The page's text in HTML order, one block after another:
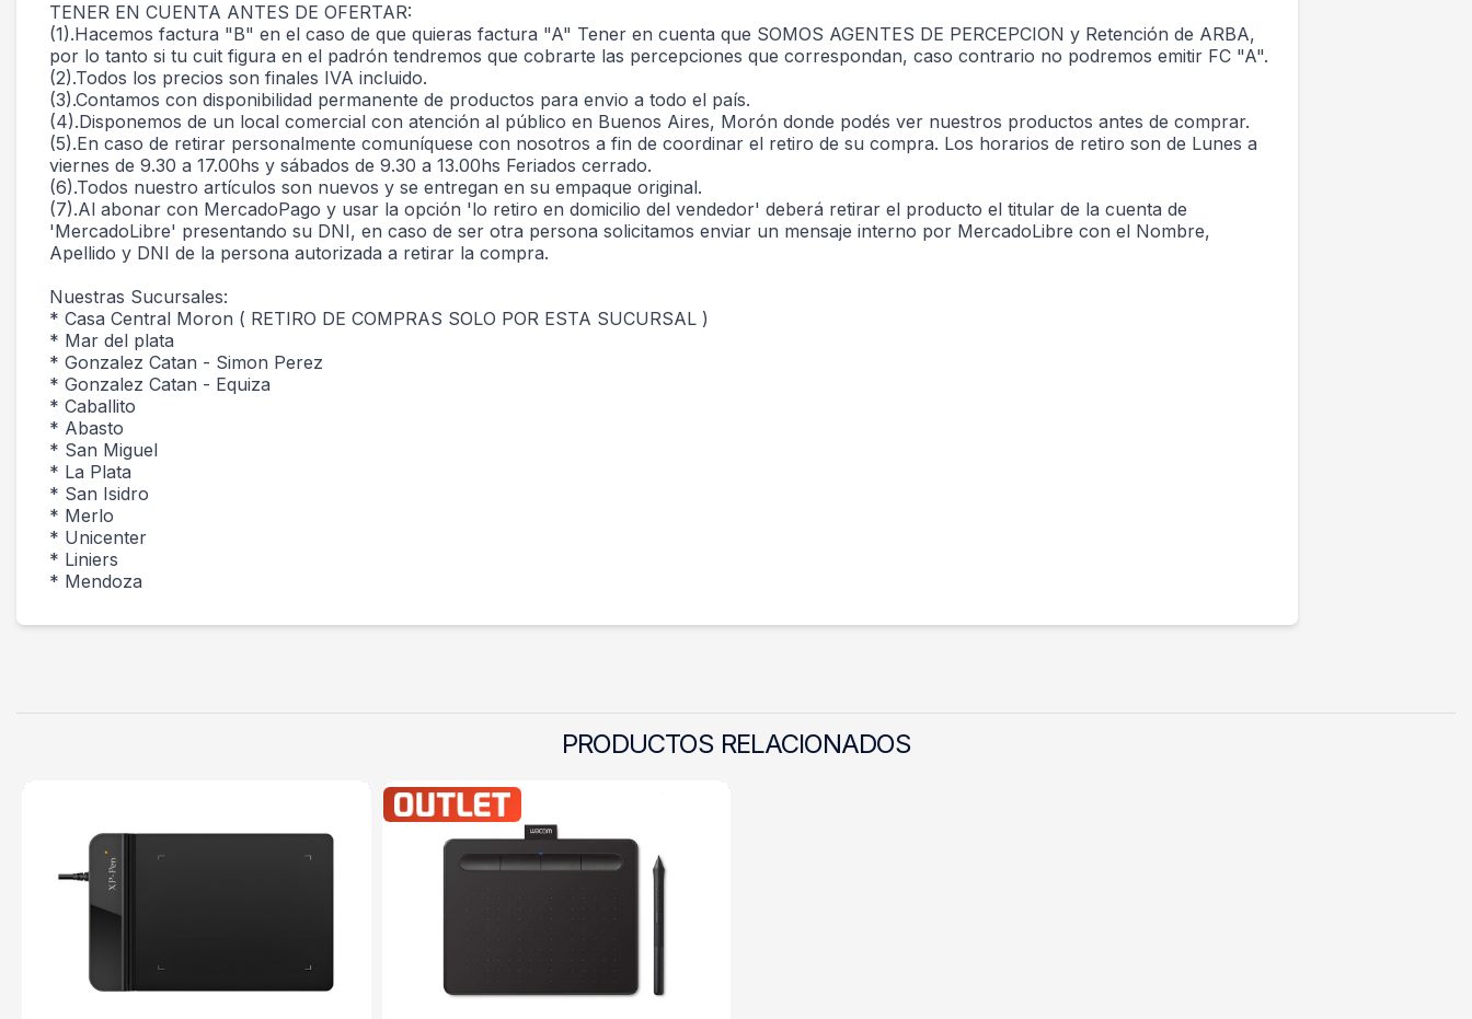
TENER EN CUENTA ANTES DE OFERTAR:
(1).Hacemos factura "B" en el caso de que quieras factura "A" Tener en cuenta que SOMOS AGENTES DE PERCEPCION y Retención de ARBA,
por lo tanto si tu cuit figura en el padrón tendremos que cobrarte las percepciones que correspondan, caso contrario no podremos emitir FC "A".
(2).Todos los precios son finales IVA incluido.
(3).Contamos con disponibilidad permanente de productos para envio a todo el país.
(4).Disponemos de un local comercial con atención al público en Buenos Aires, Morón donde podés ver nuestros productos antes de comprar.
(5).En caso de retirar personalmente comuníquese con nosotros a fin de coordinar el retiro de su compra. Los horarios de retiro son de Lunes a
viernes de 9.30 a 17.00hs y sábados de 9.30 a 13.00hs Feriados cerrado.
(6).Todos nuestro artículos son nuevos y se entregan en su empaque original.
(7).Al abonar con MercadoPago y usar la opción 'lo retiro en domicilio del vendedor' deberá retirar el producto el titular de la cuenta de
'MercadoLibre' presentando su DNI, en caso de ser otra persona solicitamos enviar un mensaje interno por MercadoLibre con el Nombre,
Apellido y DNI de la persona autorizada a retirar la compra.
Nuestras Sucursales:
* Casa Central Moron ( RETIRO DE COMPRAS SOLO POR ESTA SUCURSAL )
* Mar del plata
* Gonzalez Catan - Simon Perez
* Gonzalez Catan - Equiza
* Caballito
* Abasto
* San Miguel
* La Plata
* San Isidro
* Merlo
* Unicenter
* Liniers
* Mendoza
PRODUCTOS RELACIONADOS